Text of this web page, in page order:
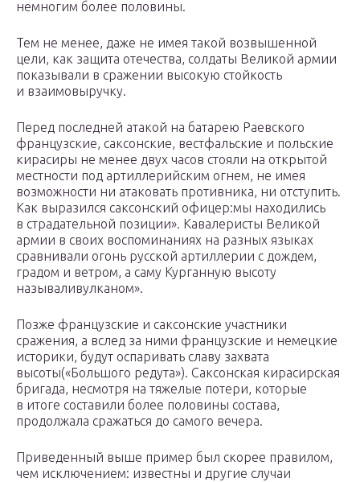
немногим более половины.
Тем не менее, даже не имея такой возвышенной
цели, как защита отечества, солдаты Великой армии
показывали в сражении высокую стойкость
и взаимовыручку.
Перед последней атакой на батарею Раевского
французские, саксонские, вестфальские и польские
кирасиры не менее двух часов стояли на открытой
местности под артиллерийским огнем, не имея
возможности ни атаковать противника, ни отступить.
Как выразился саксонский офицер:мы находились
в страдательной позиции». Кавалеристы Великой
армии в своих воспоминаниях на разных языках
сравнивали огонь русской артиллерии с дождем,
градом и ветром, а саму Курганную высоту
называливулканом».
Позже французские и саксонские участники
сражения, а вслед за ними французские и немецкие
историки, будут оспаривать славу захвата
высоты(«Большого редута»). Саксонская кирасирская
бригада, несмотря на тяжелые потери, которые
в итоге составили более половины состава,
продолжала сражаться до самого вечера.
Приведенный выше пример был скорее правилом,
чем исключением: известны и другие случаи